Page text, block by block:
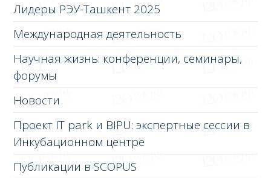
Лидеры РЭУ-Ташкент 2025
Международная деятельность
Научная жизнь: конференции, семинары,
форумы
Новости
Проект IT park и BIPU: экспертные сессии в
Инкубационном центре
Публикации в SCOPUS